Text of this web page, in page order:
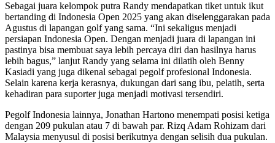
Sebagai juara kelompok putra Randy mendapatkan tiket untuk ikut
bertanding di Indonesia Open 2025 yang akan diselenggarakan pada
Agustus di lapangan golf yang sama. “Ini sekaligus menjadi
persiapan Indonesia Open. Dengan menjadi juara di lapangan ini
pastinya bisa membuat saya lebih percaya diri dan hasilnya harus
lebih bagus,” lanjut Randy yang selama ini dilatih oleh Benny
Kasiadi yang juga dikenal sebagai pegolf profesional Indonesia.
Selain karena kerja kerasnya, dukungan dari sang ibu, pelatih, serta
kehadiran para suporter juga menjadi motivasi tersendiri.
Pegolf Indonesia lainnya, Jonathan Hartono menempati posisi ketiga
dengan 209 pukulan atau 7 di bawah par. Rizq Adam Rohizam dari
Malaysia menyusul di posisi berikutnya dengan selisih dua pukulan.